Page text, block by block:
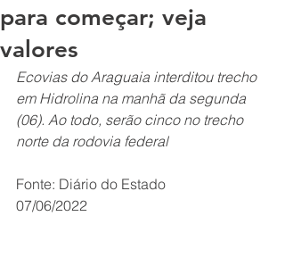
para começar; veja
valores
Ecovias do Araguaia interditou trecho
em Hidrolina na manhã da segunda
(06). Ao todo, serão cinco no trecho
norte da rodovia federal
Fonte: Diário do Estado
07/06/2022